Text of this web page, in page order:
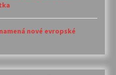
nové evropské